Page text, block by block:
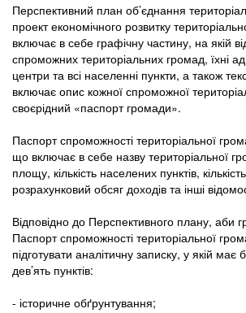
Перспективний план об’єднання
проект економічного розвитку
включає в себе графічну частину, на якій
спроможних територіальних громад, їхні
центри та всі населенні пункти, а також
включає опис кожної спроможної
своєрідний «паспорт громади».
Паспорт спроможності територіальної
що включає в себе назву територіальної
площу, кількість населених пунктів,
розрахунковий обсяг доходів та інші
Відповідно до Перспективного плану, аби
Паспорт спроможності територіальної
підготувати аналітичну записку, у якій має
дев’ять пунктів:
- історичне обґрунтування;